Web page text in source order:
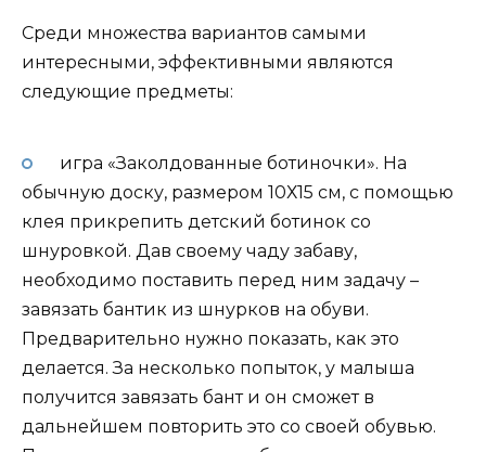
Среди множества вариантов самыми
интересными, эффективными являются
следующие предметы:
игра «Заколдованные ботиночки». На
обычную доску, размером 10Х15 см, с помощью
клея прикрепить детский ботинок со
шнуровкой. Дав своему чаду забаву,
необходимо поставить перед ним задачу –
завязать бантик из шнурков на обуви.
Предварительно нужно показать, как это
делается. За несколько попыток, у малыша
получится завязать бант и он сможет в
дальнейшем повторить это со своей обувью.